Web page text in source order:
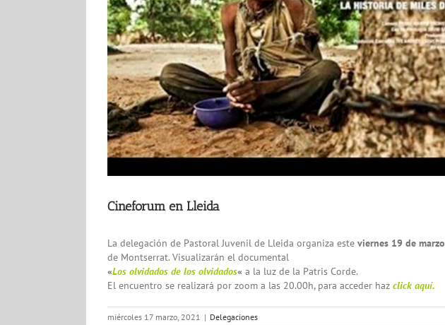
Cineforum en Lleida
La delegación de Pastoral Juvenil de Lleida organiza este viernes 19 de marzo
de Montserrat. Visualizarán el documental
«Los olvidados de los olvidados« a la luz de la Patris Corde.
El encuentro se realizará por zoom a las 20.00h, para acceder haz click aquí.
miércoles 17 marzo, 2021 | Delegaciones